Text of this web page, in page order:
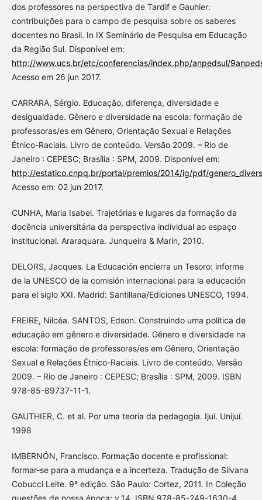
dos professores na perspectiva de Tardif e Gauhier:
contribuições para o campo de pesquisa sobre os saberes
docentes no Brasil. In IX Seminário de Pesquisa em Educação
da Região Sul. Disponível em:
http://www.ucs.br/etc/conferencias/index.php/anpedsul/
Acesso em 26 jun 2017.
CARRARA, Sérgio. Educação, diferença, diversidade e
desigualdade. Gênero e diversidade na escola: formação de
professoras/es em Gênero, Orientação Sexual e Relações
Étnico-Raciais. Livro de conteúdo. Versão 2009. – Rio de
Janeiro : CEPESC; Brasília : SPM, 2009. Disponível em:
http://estatico.cnpq.br/portal/premios/2014/ig/pdf/
Acesso em: 02 jun 2017.
CUNHA, Maria Isabel. Trajetórias e lugares da formação da
docência universitária da perspectiva individual ao espaço
institucional. Araraquara. Junqueira & Marin, 2010.
DELORS, Jacques. La Educación encierra un Tesoro: informe
de la UNESCO de la comisión internacional para la educación
para el siglo XXI. Madrid: Santillana/Ediciones UNESCO, 1994.
FREIRE, Nilcéa. SANTOS, Edson. Construindo uma política de
educação em gênero e diversidade. Gênero e diversidade na
escola: formação de professoras/es em Gênero, Orientação
Sexual e Relações Étnico-Raciais. Livro de conteúdo. Versão
2009. – Rio de Janeiro : CEPESC; Brasília : SPM, 2009. ISBN
978-85-89737-11-1.
GAUTHIER, C. et al. Por uma teoria da pedagogia. Ijuí. Unijuí.
1998
IMBERNÓN, Francisco. Formação docente e profissional:
formar-se para a mudança e a incerteza. Tradução de Silvana
Cobucci Leite. 9ª edição. São Paulo: Cortez, 2011. In Coleção